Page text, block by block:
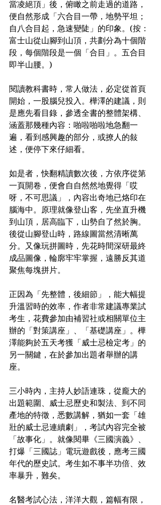
當凌絕頂」後，俯瞰之前走過的道路，
便自然形成「六合目一帶，地勢平坦；
自八合目起，急速變陡」的印象。(按：
富士山從山腳到山頂，共劃分為十個階
段，每個階段是一個「合目」。五合目
即半山腰。)
閱讀教科書時，常人做法，必定從首頁
開始，一股腦兒投入。樺澤的建議，則
是應先看目錄，參透全書的整體架構、
涵蓋那幾種內容：啪啦啪啦地急翻一
遍，看到感興趣的部分，或撩人的敍
述，便停下來仔細看。
如是者，快翻精讀數次後，方依序從第
一頁開卷，便會自自然然地覺得「哎
呀，不可思議」，內容出奇地已烙印在
腦海中。原理就像登山客，先坐直升機
到山頂，居高臨下，山勢自了然於胸。
後從山腳登山時，路線圖當然清晰萬
分。又像玩拼圖時，先花時間深研最終
成品圖像，輪廓牢牢掌握，遠勝反其道
聚焦每塊拼片。
正因為「先整體，後細節」，能大幅提
升溫習時的效率，作者非常建議專業試
考生，花費參加由補習社或相關單位主
辦的「對策講座」、「基礎講座」。樺
澤能夠於五天考獲「威士忌檢定考」的
另一關鍵，在於參加出題者舉辦的講
座。
三小時內，主持人妙語連珠，從龐大的
出題範圍、威士忌歷史和製法、到不同
產地的特徵，悉數講解，猶如一套「雄
壯的威士忌連續劇」，考試內容完全被
「故事化」。就像閱畢《三國演義》、
打爆「三國誌」電玩遊戲後，應考三國
年代的歷史試。考生如不事半功倍、效
率暴升，難矣。
名醫考試心法，洋洋大觀，篇幅有限，